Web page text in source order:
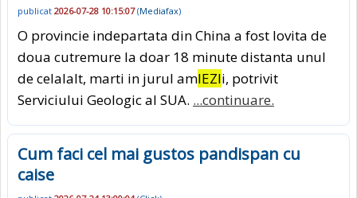
publicat 2026-07-28 10:15:07(Mediafax)
O provincie indepartata din China a fost lovita de
doua cutremure la doar 18 minute distanta unul
de celalalt, marti in jurul amIEZIi, potrivit
Serviciului Geologic al SUA. ...continuare.
Cum faci cel mai gustos pandispan cu
caise